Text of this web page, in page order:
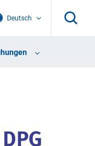
Deutsch